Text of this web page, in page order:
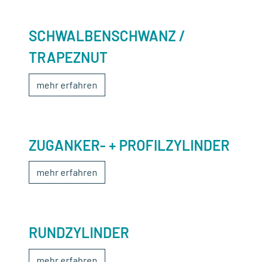
SCHWALBENSCHWANZ /
TRAPEZNUT
mehr erfahren
ZUGANKER- + PROFILZYLINDER
mehr erfahren
RUNDZYLINDER